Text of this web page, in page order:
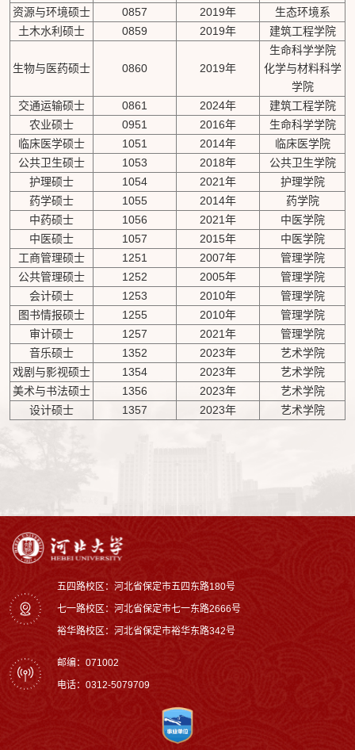
资源与环境硕士
0857 2019年
生态环境系
土木水利硕士
0859 2019年 建筑工程学院
生物与医药硕士 0860 2019年
生命科学学院
化学与材料科学
学院
交通运输硕士
0861 2024年
建筑工程学院
农业硕士
0951 2016年
生命科学学院
临床医学硕士
1051 2014年
临床医学院
公共卫生硕士
1053 2018年
公共卫生学院
护理硕士
1054 2021年
护理学院
药学硕士
1055 2014年
药学院
中药硕士
1056 2021年
中医学院
中医硕士
1057 2015年
中医学院
工商管理硕士
1251 2007年
管理学院
公共管理硕士
1252 2005年
管理学院
会计硕士
1253 2010年
管理学院
图书情报硕士
1255 2010年
管理学院
审计硕士
1257 2021年
管理学院
音乐硕士
1352 2023年
艺术学院
戏剧与影视硕士
1354 2023年
艺术学院
美术与书法硕士
1356 2023年
艺术学院
设计硕士
1357 2023年 艺术学院
五四路校区：河北省保定市五四东路180号
七一路校区：‌河北省保定市七一东路2666号
裕华路校区‌：河北省保定市裕华东路342号
邮编：071002
电话：0312-5079709